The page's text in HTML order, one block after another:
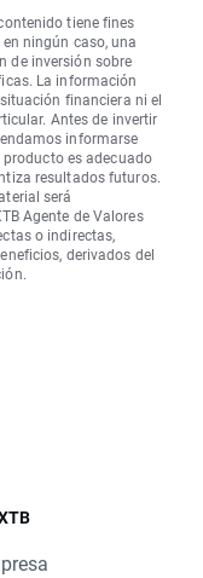
tiene fines
ningún caso, una
de inversión sobre
La información
financiera ni el
Antes de invertir
informarse
es adecuado
resultados futuros.
será
Agente de Valores
o indirectas,
derivados del